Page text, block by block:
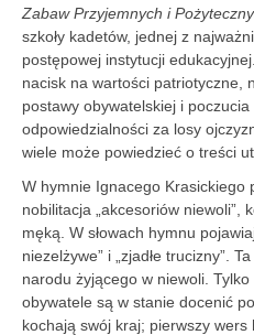
Zabaw Przyjemnych i
szkoły kadetów, jednej z
postępowej instytucji
nacisk na wartości patriotyczne,
postawy obywatelskiej i
odpowiedzialności za losy
wiele może powiedzieć o treści
W hymnie Ignacego Krasickiego
nobilitacja „akcesoriów niewoli”,
męką. W słowach hymnu
niezelżywe” i „zjadłe trucizny”.
narodu żyjącego w niewoli.
obywatele są w stanie docenić
kochają swój kraj; pierwszy wers